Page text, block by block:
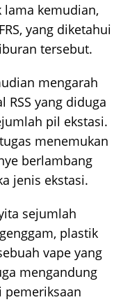
lama kemudian,
yang diketahui
tersebut.
mengarah
RSS yang diduga
pil ekstasi.
menemukan
berlambang
jenis ekstasi.
sejumlah
plastik
vape yang
mengandung
pemeriksaan